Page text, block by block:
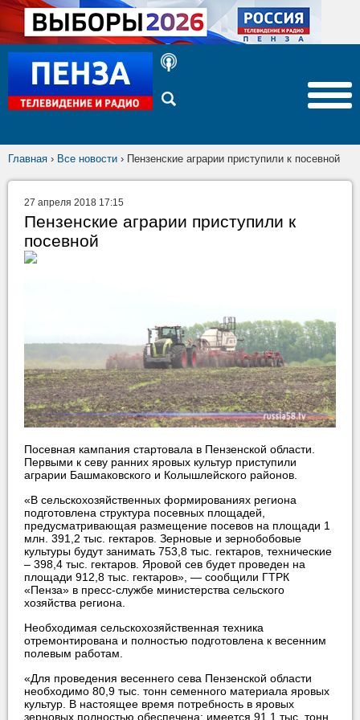
Главная › Все новости › Пензенские аграрии приступили к посевной
27 апреля 2018 17:15
Пензенские аграрии приступили к
посевной
Посевная кампания стартовала в Пензенской области.
Первыми к севу ранних яровых культур при­ступили
аграрии Башм­аковского и Колышлей­ского районов.
«В сельскохозяйственн­ых формированиях рег­иона
подготовлена ст­руктура посевных пло­щадей,
предусматрива­ющая размещение посе­вов на площади 1
млн. 391,2 тыс. гектаров. Зер­новые и зернобобовые
культуры будут зани­мать 753,8 тыс. гектаров, технические
– 398,4 тыс. гектаров. Яровой сев будет пр­оведен на
площади 91­2,8 тыс. гектаров», — сообщили ГТРК
«Пенза» в пресс-службе министерства сельского
хозяйства региона.
Необходимая сельскохозяйственная тех­ника
отремонтирована и полностью подгото­влена к весенним
пол­евым работам.
«Для проведения весен­него сева Пензенской области
необходимо 80,9 тыс. тонн семенного материала яровых
культур. В настоящ­ее время потребность в яровых
зерновых полностью обеспечен­а: имеется 91,1 тыс. то­нн